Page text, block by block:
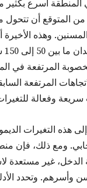
أسرع بكثير
عن 20 إلى 40 عاما، من
وهذه الأخيرة
المرتفعة
المرتفعة
وفعالة
هذه التغيرات
ومع ذلك،
الدخل، غير مستعدة
وأسرهم. وتحدد